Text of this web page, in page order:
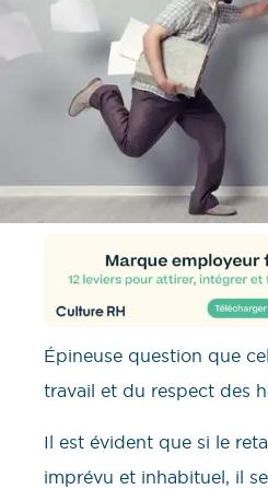
Épineuse question que
travail et du respect des
Il est évident que si le
imprévu et inhabituel, il